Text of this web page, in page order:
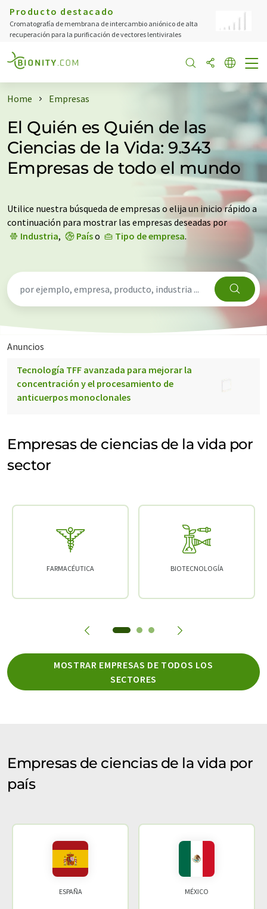
Producto destacado
Cromatografía de membrana de intercambio aniónico de alta
recuperación para la purificación de vectores lentivirales
Home Empresas
El Quién es Quién de las
Ciencias de la Vida: 9.343
Empresas de todo el mundo
Utilice nuestra búsqueda de empresas o elija un inicio rápido a
continuación para mostrar las empresas deseadas por
Industria, Paíso Tipo de empresa.
Anuncios
Tecnología TFF avanzada para mejorar la
concentración y el procesamiento de
anticuerpos monoclonales
Empresas de ciencias de la vida por
sector
FARMACÉUTICA BIOTECNOLOGÍA
MOSTRAR EMPRESAS DE TODOS LOS
SECTORES
Empresas de ciencias de la vida por
país
ESPAÑA MÉXICO